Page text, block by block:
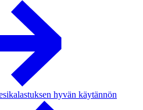
hyvän käytännön